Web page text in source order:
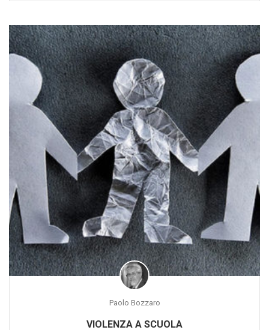
Paolo Bozzaro
VIOLENZA A SCUOLA